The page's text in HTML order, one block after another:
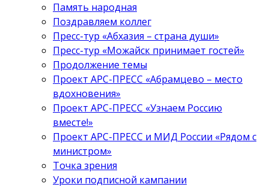
Память народная
Поздравляем коллег
Пресс-тур «Абхазия – страна души»
Пресс-тур «Можайск принимает гостей»
Продолжение темы
Проект АРС-ПРЕСС «Абрамцево – место
вдохновения»
Проект АРС-ПРЕСС «Узнаем Россию
вместе!»
Проект АРС-ПРЕСС и МИД России «Рядом с
министром»
Точка зрения
Уроки подписной кампании